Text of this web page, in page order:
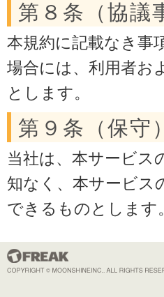
第８条（協議
本規約に記載なき事
場合には、利用者お
とします。
第９条（保守）
当社は、本サービス
知なく、本サービス
できるものとします。